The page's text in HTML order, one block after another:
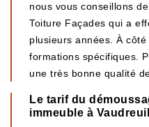
nous vous conseillons
Toiture Façades qui a
plusieurs années. À
formations spécifiques.
une très bonne qualité
Le tarif du
immeuble à